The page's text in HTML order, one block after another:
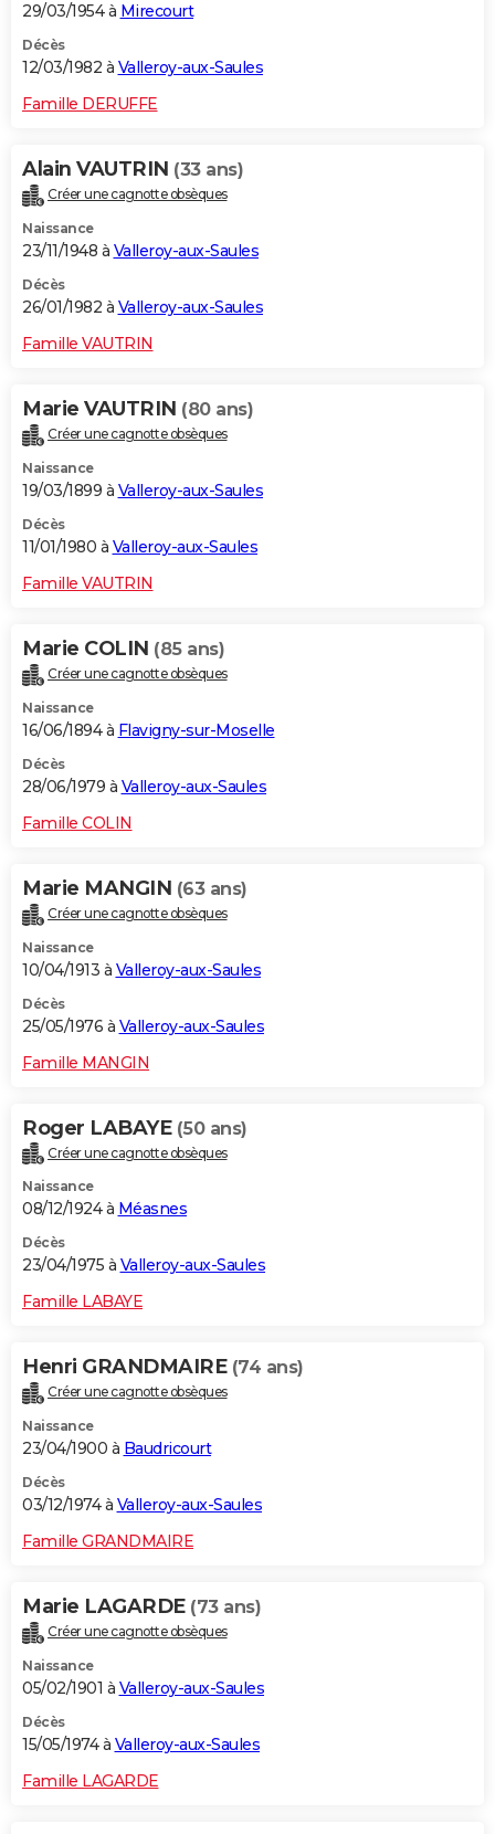
29/03/1954 à Mirecourt
Décès
12/03/1982 à Valleroy-aux-Saules
Famille DERUFFE
Alain VAUTRIN (33 ans)
Créer une cagnotte obsèques
Naissance
23/11/1948 à Valleroy-aux-Saules
Décès
26/01/1982 à Valleroy-aux-Saules
Famille VAUTRIN
Marie VAUTRIN (80 ans)
Créer une cagnotte obsèques
Naissance
19/03/1899 à Valleroy-aux-Saules
Décès
11/01/1980 à Valleroy-aux-Saules
Famille VAUTRIN
Marie COLIN (85 ans)
Créer une cagnotte obsèques
Naissance
16/06/1894 à Flavigny-sur-Moselle
Décès
28/06/1979 à Valleroy-aux-Saules
Famille COLIN
Marie MANGIN (63 ans)
Créer une cagnotte obsèques
Naissance
10/04/1913 à Valleroy-aux-Saules
Décès
25/05/1976 à Valleroy-aux-Saules
Famille MANGIN
Roger LABAYE (50 ans)
Créer une cagnotte obsèques
Naissance
08/12/1924 à Méasnes
Décès
23/04/1975 à Valleroy-aux-Saules
Famille LABAYE
Henri GRANDMAIRE (74 ans)
Créer une cagnotte obsèques
Naissance
23/04/1900 à Baudricourt
Décès
03/12/1974 à Valleroy-aux-Saules
Famille GRANDMAIRE
Marie LAGARDE (73 ans)
Créer une cagnotte obsèques
Naissance
05/02/1901 à Valleroy-aux-Saules
Décès
15/05/1974 à Valleroy-aux-Saules
Famille LAGARDE